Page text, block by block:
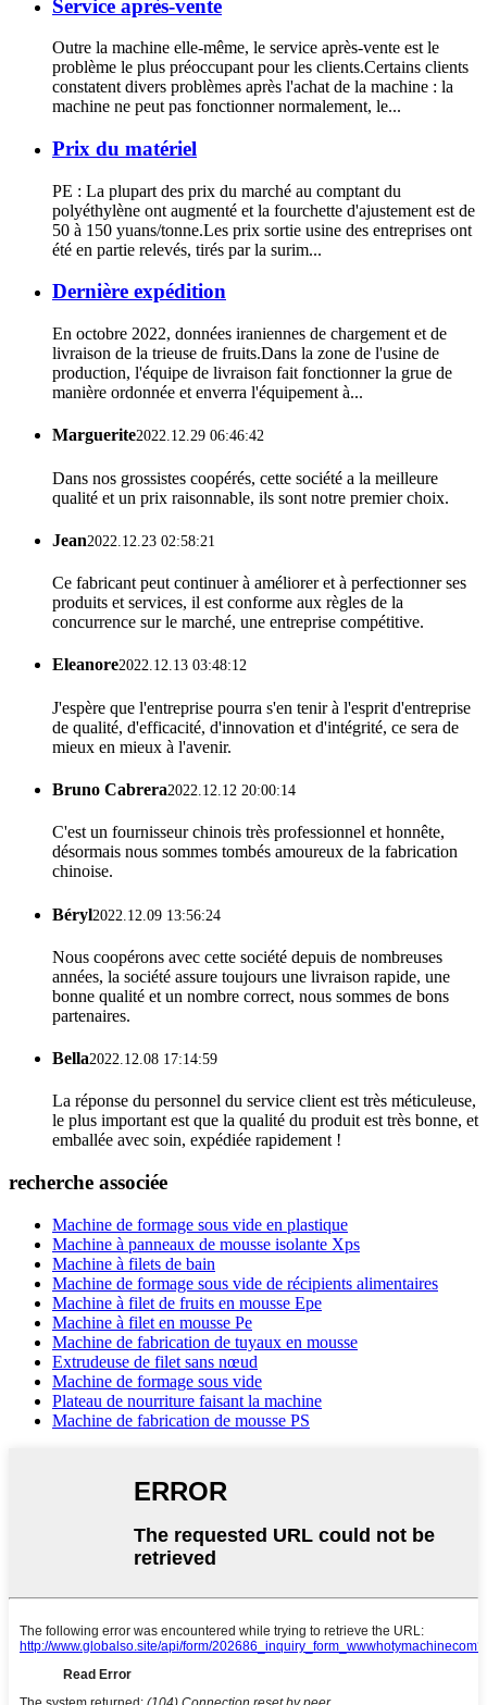
Service après-vente
Outre la machine elle-même, le service après-vente est le
problème le plus préoccupant pour les clients.Certains clients
constatent divers problèmes après l'achat de la machine : la
machine ne peut pas fonctionner normalement, le...
Prix ​​du matériel
PE : La plupart des prix du marché au comptant du
polyéthylène ont augmenté et la fourchette d'ajustement est de
50 à 150 yuans/tonne.Les prix sortie usine des entreprises ont
été en partie relevés, tirés par la surim...
Dernière expédition
En octobre 2022, données iraniennes de chargement et de
livraison de la trieuse de fruits.Dans la zone de l'usine de
production, l'équipe de livraison fait fonctionner la grue de
manière ordonnée et enverra l'équipement à...
Marguerite2022.12.29 06:46:42
Dans nos grossistes coopérés, cette société a la meilleure
qualité et un prix raisonnable, ils sont notre premier choix.
Jean2022.12.23 02:58:21
Ce fabricant peut continuer à améliorer et à perfectionner ses
produits et services, il est conforme aux règles de la
concurrence sur le marché, une entreprise compétitive.
Eleanore2022.12.13 03:48:12
J'espère que l'entreprise pourra s'en tenir à l'esprit d'entreprise
de qualité, d'efficacité, d'innovation et d'intégrité, ce sera de
mieux en mieux à l'avenir.
Bruno Cabrera2022.12.12 20:00:14
C'est un fournisseur chinois très professionnel et honnête,
désormais nous sommes tombés amoureux de la fabrication
chinoise.
Béryl2022.12.09 13:56:24
Nous coopérons avec cette société depuis de nombreuses
années, la société assure toujours une livraison rapide, une
bonne qualité et un nombre correct, nous sommes de bons
partenaires.
Bella2022.12.08 17:14:59
La réponse du personnel du service client est très méticuleuse,
le plus important est que la qualité du produit est très bonne, et
emballée avec soin, expédiée rapidement !
recherche associée
Machine de formage sous vide en plastique
Machine à panneaux de mousse isolante Xps
Machine à filets de bain
Machine de formage sous vide de récipients alimentaires
Machine à filet de fruits en mousse Epe
Machine à filet en mousse Pe
Machine de fabrication de tuyaux en mousse
Extrudeuse de filet sans nœud
Machine de formage sous vide
Plateau de nourriture faisant la machine
Machine de fabrication de mousse PS